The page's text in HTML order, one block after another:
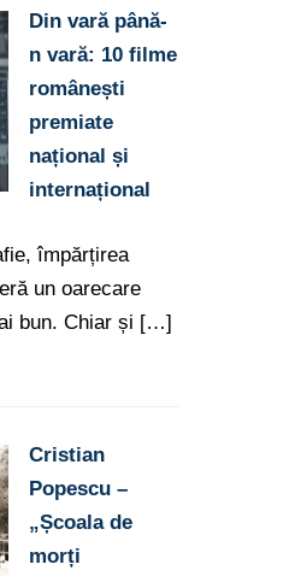
Din vară până-
n vară: 10 filme
românești
premiate
național și
internațional
împărțirea
un oarecare
bun. Chiar și […]
Cristian
Popescu –
„Școala de
morți